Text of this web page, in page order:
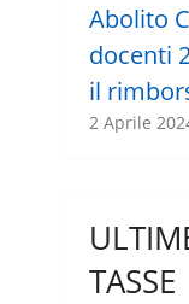
Abolito
docenti
il
2 Aprile
TASSE